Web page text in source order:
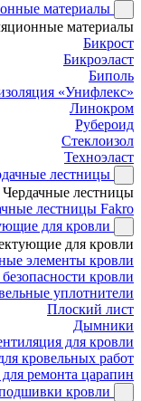
материалы
материалы
Бикрост
Бикроэласт
Биполь
«Унифлекс»
Линокром
Рубероид
Стеклоизол
Техноэласт
лестницы
Чердачные лестницы
лестницы Fakro
для кровли
для кровли
элементы кровли
кровли
уплотнители
Плоский лист
Дымники
для кровли
кровельных работ
ремонта царапин
кровли